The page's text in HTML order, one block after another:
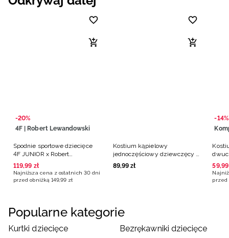
-20%
4F | Robert Lewandowski
Spodnie sportowe dziecięce
4F JUNIOR x Robert
Lewandowski - czarne
119,99 zł
Najniższa cena z ostatnich 30 dni
przed obniżką 149,99 zł
Kostium kąpielowy
jednoczęściowy dziewczęcy -
multikolor
89,99 zł
-14%
59,99
przed
Popularne kategorie
Kurtki dziecięce
Bezrękawniki dziecięce